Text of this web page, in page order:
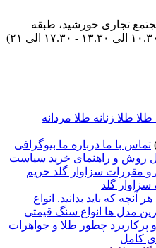
تجاری خورشید، طبقه
طلا طلا زنانه طلا مردانه
تماس با ما درباره ما بیوگرافی
روش و راهنمای خرید سیاست
و مقررات سزاوار گلد حریم
گلد
آنچه که باید بدانید. انواع
مدل ها انواع سنگ قیمتی
چطور طلا و جواهرات
کامل